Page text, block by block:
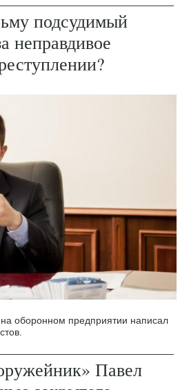
подсудимый
неправдивое
оборонном предприятии написал
Павел